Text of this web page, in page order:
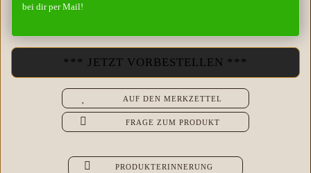
bei dir per Mail!
AUF DEN MERKZETTEL
FRAGE ZUM PRODUKT
PRODUKTERINNERUNG